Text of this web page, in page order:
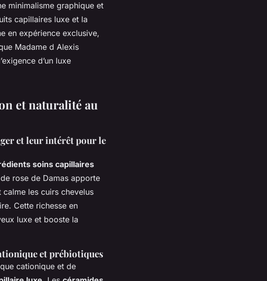
minimalisme graphique et
capillaires luxe et la
en expérience exclusive,
Madame d Alexis
d’un luxe
et naturalité au
et leur intérêt pour le
soins capillaires
rose de Damas apporte
les cuirs chevelus
Cette richesse en
luxe et booste la
et prébiotiques
cationique et de